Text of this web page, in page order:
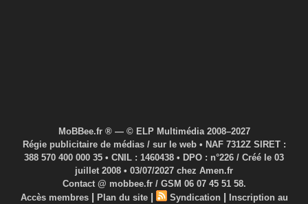
MoBBee.fr ® — © ELP Multimédia 2008–2027
Régie publicitaire de médias / sur le web • NAF 7312Z SIRET :
388 570 400 000 35 • CNIL : 1460438 • DPO : n°226 / Créé le 03
juillet 2008 • 03/07/2027 chez Amen.fr
Contact @ mobbee.fr / GSM 06 07 45 51 58.
Accès membres | Plan du site | Syndication |
Inscription au